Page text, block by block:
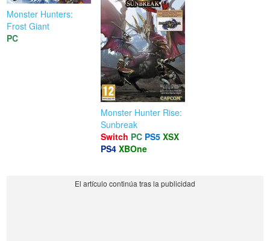
Monster Hunters:
Frost Giant
PC
Monster Hunter Rise:
Sunbreak
Switch PC PS5 XSX
PS4 XBOne